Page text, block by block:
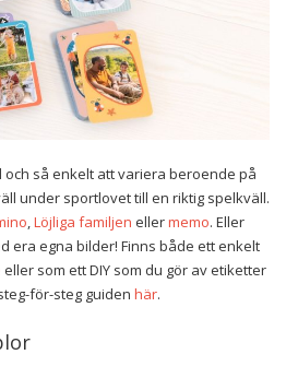
och så enkelt att variera beroende på
under sportlovet till en riktig spelkväll.
,Löjliga familjen ellermemo. Eller
era egna bilder! Finns både ett enkelt
eller som ett DIY som du gör av etiketter
för-steg guiden här.